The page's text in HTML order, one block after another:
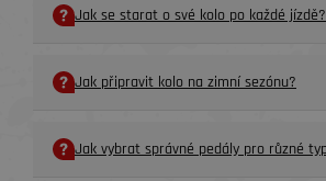
Jak se starat o své kolo po každé jízdě?
Jak připravit kolo na zimní sezónu?
Jak vybrat správné pedály pro různé